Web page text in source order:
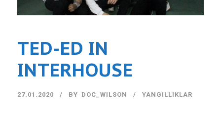
TED-ED IN
INTERHOUSE
27.01.2020 BY DOC_WILSON YANGILLIKLAR